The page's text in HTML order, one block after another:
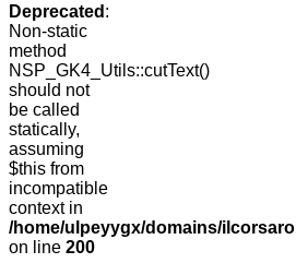
Deprecated :
Non-static
method
NSP_GK4_Utils::cutText()
should not
be called
statically,
assuming
$this from
incompatible
context in
/home/ulpeyygx/domains/
on line 200